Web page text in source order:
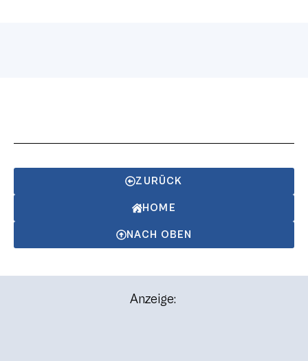
ZURÜCK
HOME
NACH OBEN
Anzeige: